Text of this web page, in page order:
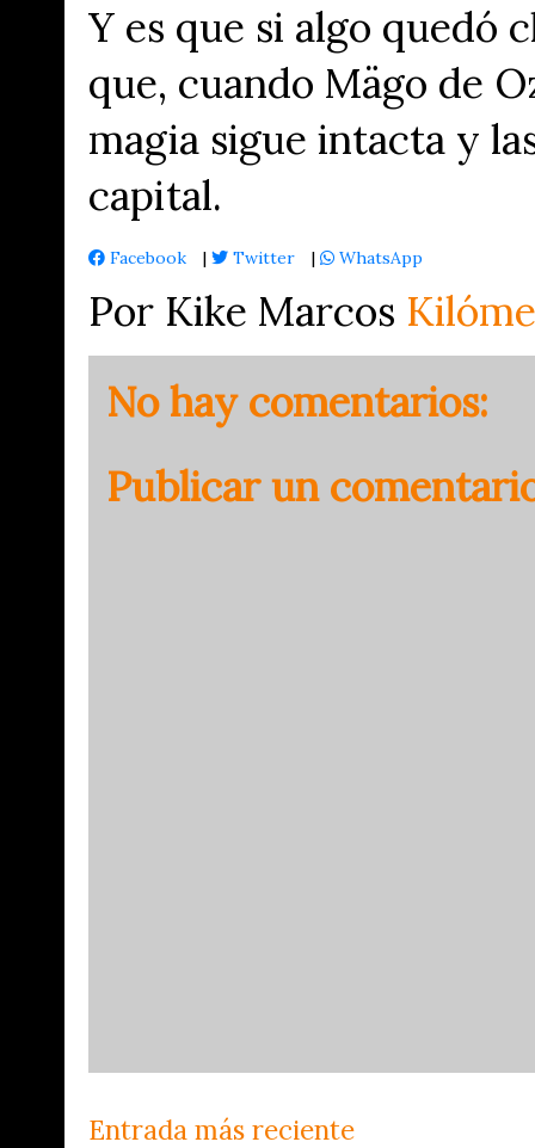
Y es que si algo quedó
que, cuando Mägo de
magia sigue intacta y
capital.
Facebook | Twitter | WhatsApp
Por Kike Marcos
No hay comentarios:
Publicar un
Entrada más reciente